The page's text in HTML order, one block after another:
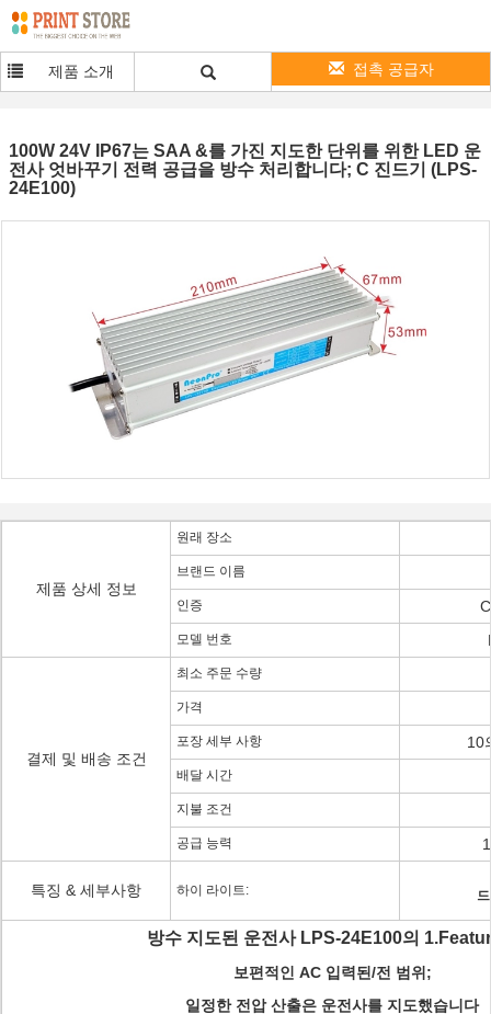
제품 소개 접촉 공급자
100W 24V IP67는 SAA &를 가진 지도한 단위를 위한 LED 운
전사 엇바꾸기 전력 공급을 방수 처리합니다; C 진드기 (LPS-
24E100)
제품 상세 정보
원래 장소
브랜드 이름
인증
모델 번호
결제 및 배송 조건
최소 주문 수량
가격
포장 세부 사항 10
배달 시간
지불 조건
공급 능력
특징 & 세부사항 하이 라이트:
방수 지도된 운전사 LPS-24E100의
보편적인 AC 입력된/전 범위;
일정한 전압 산출은 운전사를 지도했습니다